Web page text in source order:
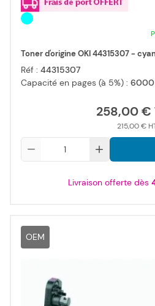
Toner d'origine OKI 44315307 -
Réf : 44315307
Capacité en pages (à 5%) : 6000
258,00 €
215,00 €
Livraison offerte dès
OEM